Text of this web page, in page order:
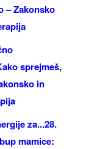
– Zakonsko
sprejmeš,
in
za...28.
mamice: